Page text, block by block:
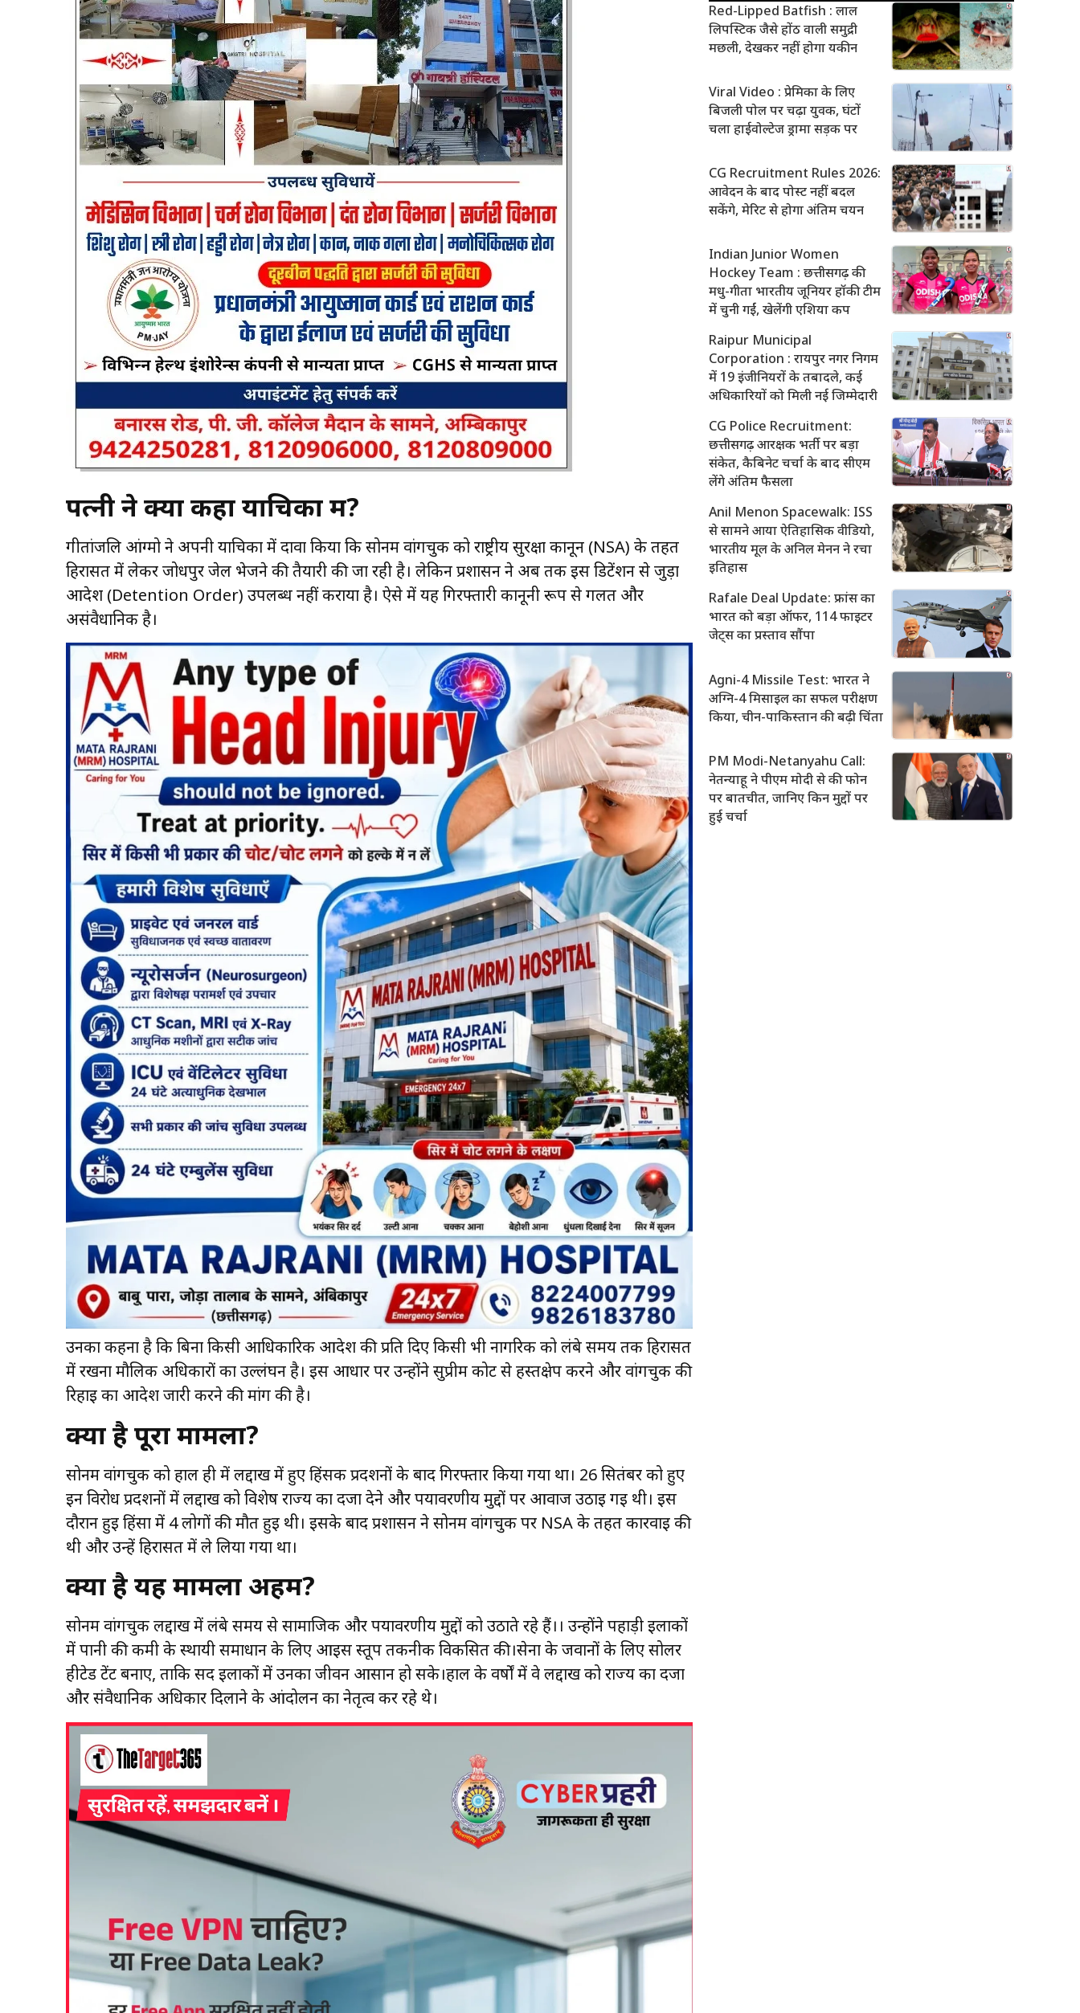
पत्नी ने क्या कहा याचिका में?
गीतांजलि आंग्मो ने अपनी याचिका में दावा किया कि सोनम वांगचुक को राष्ट्रीय सुरक्षा कानून (NSA) के तहत
हिरासत में लेकर जोधपुर जेल भेजने की तैयारी की जा रही है। लेकिन प्रशासन ने अब तक इस डिटेंशन से जुड़ा
आदेश (Detention Order) उपलब्ध नहीं कराया है। ऐसे में यह गिरफ्तारी कानूनी रूप से गलत और
असंवैधानिक है।
उनका कहना है कि बिना किसी आधिकारिक आदेश की प्रति दिए किसी भी नागरिक को लंबे समय तक हिरासत
में रखना मौलिक अधिकारों का उल्लंघन है। इस आधार पर उन्होंने सुप्रीम कोर्ट से हस्तक्षेप करने और वांगचुक की
रिहाई का आदेश जारी करने की मांग की है।
क्या है पूरा मामला?
सोनम वांगचुक को हाल ही में लद्दाख में हुए हिंसक प्रदर्शनों के बाद गिरफ्तार किया गया था। 26 सितंबर को हुए
इन विरोध प्रदर्शनों में लद्दाख को विशेष राज्य का दर्जा देने और पर्यावरणीय मुद्दों पर आवाज उठाई गई थी। इस
दौरान हुई हिंसा में 4 लोगों की मौत हुई थी। इसके बाद प्रशासन ने सोनम वांगचुक पर NSA के तहत कार्रवाई की
थी और उन्हें हिरासत में ले लिया गया था।
क्यों है यह मामला अहम?
सोनम वांगचुक लद्दाख में लंबे समय से सामाजिक और पर्यावरणीय मुद्दों को उठाते रहे हैं।। उन्होंने पहाड़ी इलाकों
में पानी की कमी के स्थायी समाधान के लिए आइस स्तूप तकनीक विकसित की।सेना के जवानों के लिए सोलर
हीटेड टेंट बनाए, ताकि सर्द इलाकों में उनका जीवन आसान हो सके।हाल के वर्षों में वे लद्दाख को राज्य का दर्जा
और संवैधानिक अधिकार दिलाने के आंदोलन का नेतृत्व कर रहे थे।
Red-Lipped Batfish : लाल
लिपस्टिक जैसे होंठ वाली समुद्री
मछली, देखकर नहीं होगा यकीन
Viral Video : प्रेमिका के लिए
बिजली पोल पर चढ़ा युवक, घंटों
चला हाईवोल्टेज ड्रामा सड़क पर
CG Recruitment Rules 2026:
आवेदन के बाद पोस्ट नहीं बदल
सकेंगे, मेरिट से होगा अंतिम चयन
Indian Junior Women
Hockey Team : छत्तीसगढ़ की
मधु-गीता भारतीय जूनियर हॉकी टीम
में चुनी गईं, खेलेंगी एशिया कप
Raipur Municipal
Corporation : रायपुर नगर निगम
में 19 इंजीनियरों के तबादले, कई
अधिकारियों को मिली नई जिम्मेदारी
CG Police Recruitment:
छत्तीसगढ़ आरक्षक भर्ती पर बड़ा
संकेत, कैबिनेट चर्चा के बाद सीएम
लेंगे अंतिम फैसला
Anil Menon Spacewalk: ISS
से सामने आया ऐतिहासिक वीडियो,
भारतीय मूल के अनिल मेनन ने रचा
इतिहास
Rafale Deal Update: फ्रांस का
भारत को बड़ा ऑफर, 114 फाइटर
जेट्स का प्रस्ताव सौंपा
Agni-4 Missile Test: भारत ने
अग्नि-4 मिसाइल का सफल परीक्षण
किया, चीन-पाकिस्तान की बढ़ी चिंता
PM Modi-Netanyahu Call:
नेतन्याहू ने पीएम मोदी से की फोन
पर बातचीत, जानिए किन मुद्दों पर
हुई चर्चा